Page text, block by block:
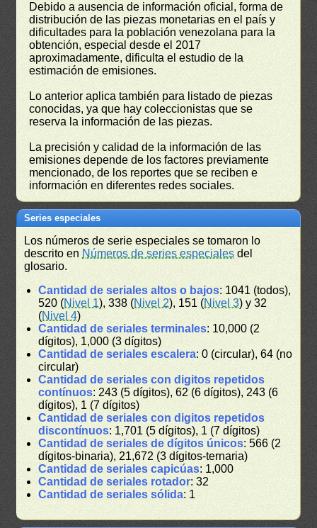
Debido a ausencia de información oficial, forma de
distribución de las piezas monetarias en el país y
dificultades para la población venezolana para la
obtención, especial desde el 2017
aproximadamente, dificulta el estudio de la
estimación de emisiones.
Lo anterior aplica también para listado de piezas
conocidas, ya que hay coleccionistas que se
reserva la información de las piezas.
La precisión y calidad de la información de las
emisiones depende de los factores previamente
mencionado, de los reportes que se reciben e
información en diferentes redes sociales.
Series especiales
Los números de serie especiales se tomaron lo
descrito en Números de series especiales del
glosario.
Cantidad de seriales altos o bajos: 1041 (todos),
520 (Nivel 1), 338 (Nivel 2), 151 (Nivel 3) y 32
(Nivel 4)
Cantidad de seriales terminales: 10,000 (2
dígitos), 1,000 (3 dígitos)
Cantidad de seriales escalera: 0 (circular), 64 (no
circular)
Cantidad de seriales con digitos repetidos
contínuos: 243 (5 dígitos), 62 (6 dígitos), 243 (6
dígitos), 1 (7 dígitos)
Cantidad de seriales con digitos repetidos
discontínuos: 1,701 (5 dígitos), 1 (7 dígitos)
Cantidad de seriales de dígitos únicos: 566 (2
dígitos-binaria), 21,672 (3 dígitos-ternaria)
Cantidad de seriales capicúas: 1,000
Cantidad de seriales rotador: 32
Cantidad de seriales sólida: 1